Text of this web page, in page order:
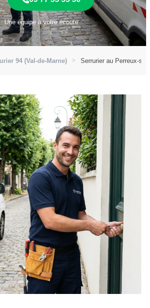
Une équipe à votre écoute
94 (Val-de-Marne) Serrurier au Perreux-